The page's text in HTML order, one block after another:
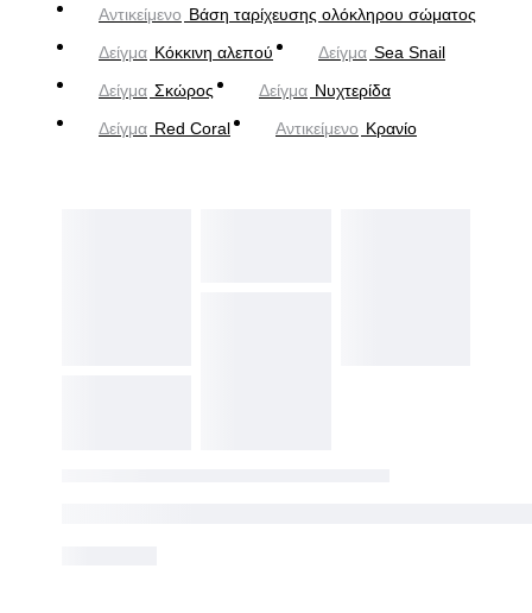
Αντικείμενο Βάση ταρίχευσης ολόκληρου σώματος
Δείγμα Κόκκινη αλεπού Δείγμα Sea Snail
Δείγμα Σκώρος Δείγμα Νυχτερίδα
Δείγμα Red Coral Αντικείμενο Κρανίο